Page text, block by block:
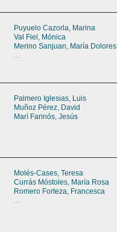
Puyuelo Cazorla, Marina
Val Fiel, Mónica
Merino Sanjuan, María Dolores
...
Palmero Iglesias, Luis
Muñoz Pérez, David
Marí Farinós, Jesús
Molés-Cases, Teresa
Currás Móstoles, María Rosa
Romero Forteza, Francesca
...